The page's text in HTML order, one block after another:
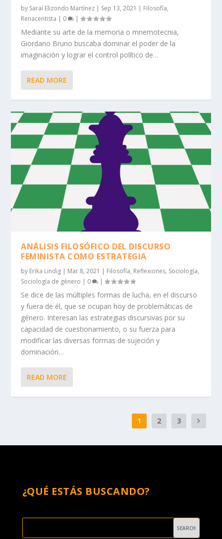
by Saraí Elizondo Martínez | Sep 13, 2021 | Filosofía,
Renacentista | 0 |
Mediante su arte de la memoria o mnemotecnia,
Giordano Bruno buscaba dominar el poder de la
imaginación y lograr el control político de…
READ MORE
ANÁLISIS FILOSÓFICO DEL DISCURSO
FEMINISTA COMO ESTRATEGIA
by Erika Lindig | Mar 8, 2021 | Filosofía, Reflexiones, Sociología,
Sociología de género | 0 |
Se dice de las múltiples formas de lucha, en el discurso
y fuera de él, que se ocupan hoy de problemáticas de
género. Interesan las estrategias discursivas por su
capacidad de cuestionamiento, o su fuerza para
modificar las diversas formas de sujeción y
dominación…
READ MORE
1 2 3
¿QUÉ ESTÁS BUSCANDO?